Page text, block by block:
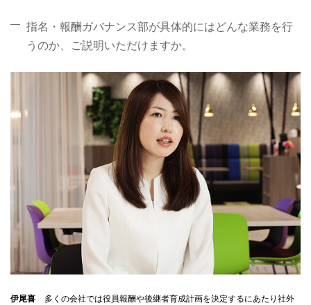
指名・報酬ガバナンス部が具体的にはどんな業務を行
うのか、ご説明いただけますか。
伊尾喜
多くの会社では役員報酬や後継者育成計画を決定するにあたり社外